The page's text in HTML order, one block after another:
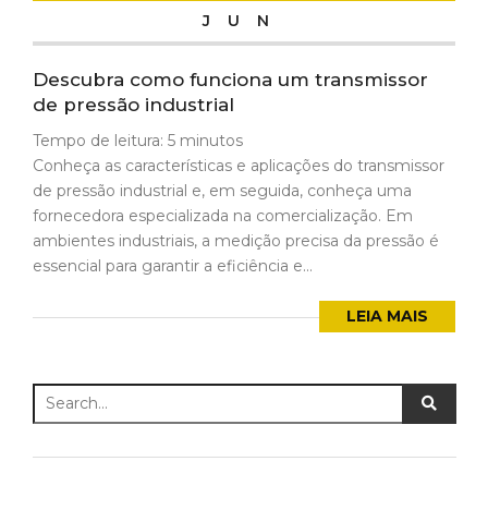
JUN
Descubra como funciona um transmissor
de pressão industrial
Tempo de leitura: 5 minutos
Conheça as características e aplicações do transmissor
de pressão industrial e, em seguida, conheça uma
fornecedora especializada na comercialização. Em
ambientes industriais, a medição precisa da pressão é
essencial para garantir a eficiência e...
LEIA MAIS